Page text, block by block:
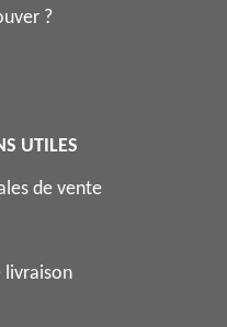
?
UTILES
de vente
livraison